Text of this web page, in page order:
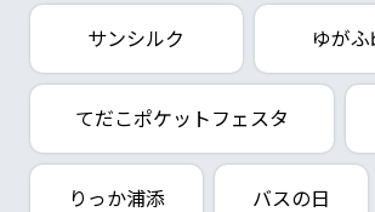
サンシルク ゆが
てだこポケットフェスタ
りっか浦添 バスの日